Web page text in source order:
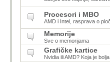
Procesori i MBO
AMD i Intel, rasprava o
Memorije
Sve o memorijama
Grafičke kartice
Nvidia ili AMD? Koja je